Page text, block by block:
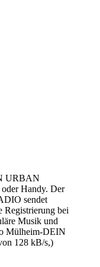
URBAN
Handy. Der
sendet
Registrierung bei
Musik und
Mülheim-DEIN
128 kB/s,)